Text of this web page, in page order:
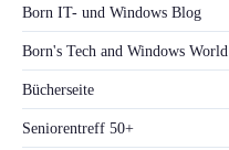
Born IT- und Windows Blog
Born's Tech and Windows World
Bücherseite
Seniorentreff 50+